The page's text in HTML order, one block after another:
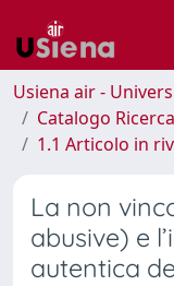
Usiena air -
Catalogo
1.1 Articolo in
La non
abusive) e
autentica